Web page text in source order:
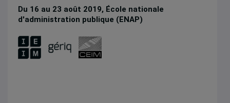
Du 16 au 23 août 2019, École nationale
d'administration publique (ENAP)